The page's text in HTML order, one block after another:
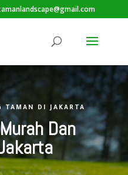
DI JAKARTA
Dan